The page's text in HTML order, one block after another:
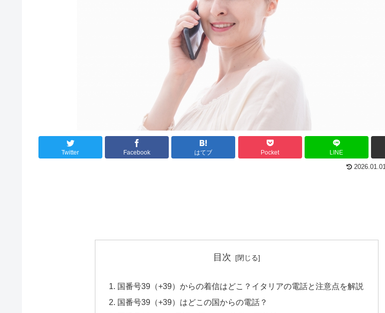
Twitter Facebook はてブ Pocket LINE
2026.01.01
目次
国番号39（+39）からの着信はどこ？イタリアの電話と注意点を解説
国番号39（+39）はどこの国からの電話？